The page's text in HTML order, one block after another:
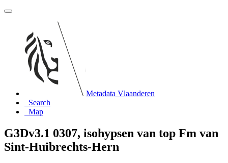
Metadata Vlaanderen
Search
Map
G3Dv3.1 0307, isohypsen van top Fm van
Sint-Huibrechts-Hern